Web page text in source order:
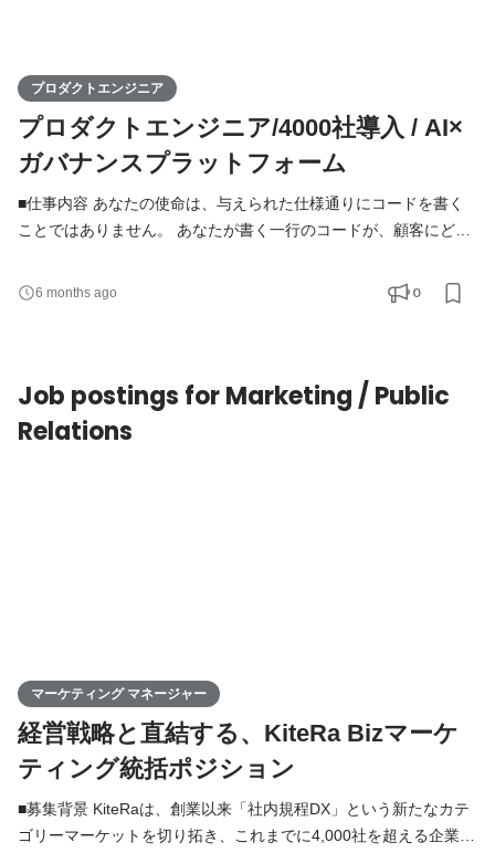
プロダクトエンジニア
プロダクトエンジニア/4000社導入 / AI×
ガバナンスプラットフォーム
■仕事内容 あなたの使命は、与えられた仕様通りにコードを書く
ことではありません。 あなたが書く一行のコードが、顧客にどの
の価値創造のプロセス全体に、当事者として深く関わり、責任を
6 months ago 0
Job postings for Marketing / Public
Relations
マーケティング マネージャー
経営戦略と直結する、KiteRa Bizマーケ
ティング統括ポジション
■募集背景 KiteRaは、創業以来「社内規程DX」という新たなカテ
ゴリーマーケットを切り拓き、これまでに4,000社を超える企業へ